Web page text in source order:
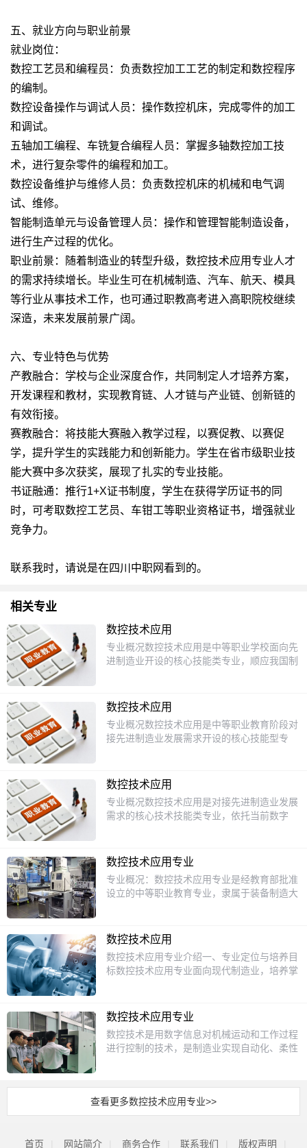
五、就业方向与职业前景
就业岗位：
数控工艺员和编程员：负责数控加工工艺的制定和数控程序
的编制。
数控设备操作与调试人员：操作数控机床，完成零件的加工
和调试。
五轴加工编程、车铣复合编程人员：掌握多轴数控加工技
术，进行复杂零件的编程和加工。
数控设备维护与维修人员：负责数控机床的机械和电气调
试、维修。
智能制造单元与设备管理人员：操作和管理智能制造设备，
进行生产过程的优化。
职业前景：随着制造业的转型升级，数控技术应用专业人才
的需求持续增长。毕业生可在机械制造、汽车、航天、模具
等行业从事技术工作，也可通过职教高考进入高职院校继续
深造，未来发展前景广阔。
六、专业特色与优势
产教融合：学校与企业深度合作，共同制定人才培养方案，
开发课程和教材，实现教育链、人才链与产业链、创新链的
有效衔接。
赛教融合：将技能大赛融入教学过程，以赛促教、以赛促
学，提升学生的实践能力和创新能力。学生在省市级职业技
能大赛中多次获奖，展现了扎实的专业技能。
书证融通：推行1+X证书制度，学生在获得学历证书的同
时，可考取数控工艺员、车钳工等职业资格证书，增强就业
竞争力。
联系我时，请说是在四川中职网看到的。
相关专业
数控技术应用
专业概况数控技术应用是中等职业学校面向先
进制造业开设的核心技能类专业，顺应我国制
加工设备，完成数控工艺编制、零件加工程序
编写、高精度产品加工与质量检测的应用型技
术技能人才。本专业兼顾理论基础与实操能力
培养，对接当下智能制造领域的岗位需求，打
产业发展的核心能力。课程设置本专业采用理
实一体化的教学模式，课程分为公共基础课、
专业基础课和专业核心课三个模块，公共基础
工的知识框架；专业核心课开设数控加工工
艺、数控编程技术、CAD/CAM软件应用、数
控机床操作与维护、智能制造基础、模具加工
训练，还会安排企业跟岗实习，帮助学生提前
铣工等国家职业技能等级证书。招生对象本专
业的招生对象为应届初中毕业生，符合中等职
兴趣，动手能力较强的学生均可报考。升学方
向本专业学生毕业可参加对口升学考试，继续
深造提升学历，对口升学可报考的大专层次专
技术、工业机器人技术等；可报考的本科层次
专业主要有机械设计制造及其自动化、机械电
子工程、智能制造工程、材料成型及控制工
学生也可通过高职单招、五年一贯制转段等方
数控技术应用
专业概况数控技术应用是中等职业教育阶段对
接先进制造业发展需求开设的核心技能型专
化编程技术、智能制造设备操作维护等多项核
心内容，区别于传统机械加工专业，更加侧重
培养学生掌握数字化生产环境下的数控加工能
力，旨在培养能胜任数控加工领域一线工作岗
式，课程分为文化基础课程、专业核心课程与
岗位实训课程三个模块。文化基础课程包含思
政、语文、数学、英语等公共基础内容，满足
程、CAD/CAM软件应用、数控机床电气控制
等内容；岗位实训课程包含普通机床加工实
训、数控车削加工实训、数控铣削加工实训、
招生对象本专业主要招收应往届初中毕业生，
制造、数字化加工领域有学习兴趣，能够适应
理实结合的学习节奏，既适合想要掌握一门核
读。升学方向本专业学生毕业可参加各省组织
的中职对口升学考试升学深造，大专层次对口
数控技术应用
专业概况数控技术应用是对接先进制造业发展
需求的核心技术技能类专业，依托当前数字
数控加工程序编制、数控设备日常维护保养、
产品质量检测等能力，能适应现代智能制造生
产一线需求的应用型技术人才，专业注重理论
结合实操，紧贴产业升级迭代更新教学内容，
能课程两大模块，公共基础课程涵盖语文、数
学、英语、思政、体育等文化基础内容，为学
生升学和职业发展打好基础；专业核心课程包
同时设置大量校内实训、跟岗实习环节，依托
真实加工项目锻炼学生的动手操作能力，实现
学习和岗位需求的对接。招生对象本专业主要
机械制造、数字化加工领域感兴趣即可报考，
既适合想要掌握一门核心职业技能毕业直接就
业的同学，也适合想要通过对口升学提升学历
口升学、高职单招等方式升入高等院校深造，
数控技术应用专业
专业概况：数控技术应用专业是经教育部批准
设立的中等职业教育专业，隶属于装备制造大
养具备数控编程与设备操作能力，能在机械加
工、汽车制造、航空航天等领域从事数控加
工、工艺设计等工作的高素质技术人才。课程
设置：包括机械制图、数控加工工艺、
业生可在机械加工企业、汽车制造企业、航空
航天企业等从事数控加工、工艺设计等工作。
数控技术应用
数控技术应用专业介绍一、专业定位与培养目
标数控技术应用专业面向现代制造业，培养掌
机床操作、质量检测等核心能力，适应智能制
造领域对精密加工人才的需求，成为能够胜任
数控设备操作、工艺设计、生产管理的技术骨
干。二、核心课程基础课程机械制图与CAD机
CAD/CAM软件应用（如MasterCAM、UG）
数控技术应用专业
数控技术是用数字信息对机械运动和工作过程
进行控制的技术，是制造业实现自动化、柔性
基础性产业，数控技术在其有着广泛的应用空
间。随着智能制造理念的快速普及深入，数控
技术在制造业的发展前景更加广阔。数控技术
代加工技术，有着一定的专业壁垒，其职业生
查看更多数控技术应用专业>>
首页 网站简介 商务合作 联系我们 版权声明